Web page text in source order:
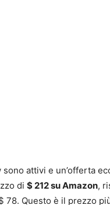
attivi e un’offerta
di $ 212 su Amazon,
Questo è il prezzo